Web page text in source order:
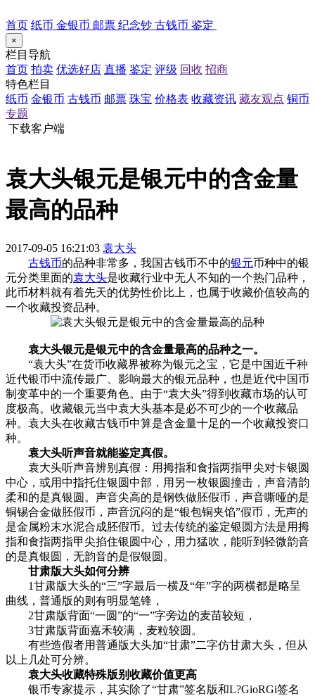
首页 纸币 金银币 邮票 纪念钞 古钱币 鉴定
×
栏目导航
首页 拍卖 优选好店 直播 鉴定 评级 回收 招商
特色栏目
纸币 金银币 古钱币 邮票 珠宝 价格表 收藏资讯 藏友观点 铜币
专题
下载客户端
袁大头银元是银元中的含金量
最高的品种
2017-09-05 16:21:03 袁大头
古钱币的品种非常多，我国古钱币不中的银元币种中的银
元分类里面的袁大头是收藏行业中无人不知的一个热门品种，
此币材料就有着先天的优势性价比上，也属于收藏价值较高的
一个收藏投资品种。
袁大头银元是银元中的含金量最高的品种之一。
“袁大头”在货币收藏界被称为银元之宝，它是中国近千种
近代银币中流传最广、影响最大的银元品种，也是近代中国币
制变革中的一个重要角色。由于“袁大头”得到收藏市场的认可
度极高。收藏银元当中袁大头基本是必不可少的一个收藏品
种。袁大头在收藏古钱币中算是含金量十足的一个收藏投资口
种。
袁大头听声音就能鉴定真假。
袁大头听声音辨别真假：用拇指和食指两指甲尖对卡银圆
中心，或用中指托住银圆中部，用另一枚银圆撞击，声音清韵
柔和的是真银圆。声音尖高的是钢铁做胚假币，声音嘶哑的是
铜锡合金做胚假币，声音沉闷的是“银包铜夹馅”假币，无声的
是金属粉末水泥合成胚假币。过去传统的鉴定银圆方法是用拇
指和食指两指甲尖掐住银圆中心，用力猛吹，能听到轻微韵音
的是真银圆，无韵音的是假银圆。
甘肃版大头如何分辨
1甘肃版大头的“三”字最后一横及“年”字的两横都是略呈
曲线，普通版的则有明显笔锋，
2甘肃版背面“一圆”的“一”字旁边的麦苗较短，
3甘肃版背面嘉禾较满，麦粒较圆。
有些造假者用普通版大头加“甘肃”二字仿甘肃大头，但从
以上几处可分辨。
袁大头收藏特殊版别收藏价值更高
银币专家提示，其实除了“甘肃”签名版和L?GioRGi签名